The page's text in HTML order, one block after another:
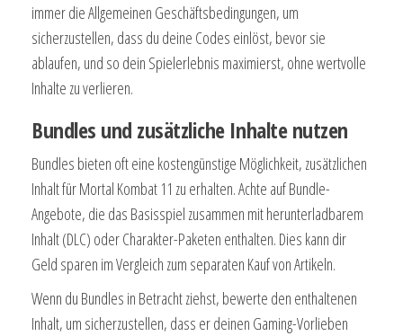
immer die Allgemeinen Geschäftsbedingungen, um
sicherzustellen, dass du deine Codes einlöst, bevor sie
ablaufen, und so dein Spielerlebnis maximierst, ohne wertvolle
Inhalte zu verlieren.
Bundles und zusätzliche Inhalte nutzen
Bundles bieten oft eine kostengünstige Möglichkeit, zusätzlichen
Inhalt für Mortal Kombat 11 zu erhalten. Achte auf Bundle-
Angebote, die das Basisspiel zusammen mit herunterladbarem
Inhalt (DLC) oder Charakter-Paketen enthalten. Dies kann dir
Geld sparen im Vergleich zum separaten Kauf von Artikeln.
Wenn du Bundles in Betracht ziehst, bewerte den enthaltenen
Inhalt, um sicherzustellen, dass er deinen Gaming-Vorlieben